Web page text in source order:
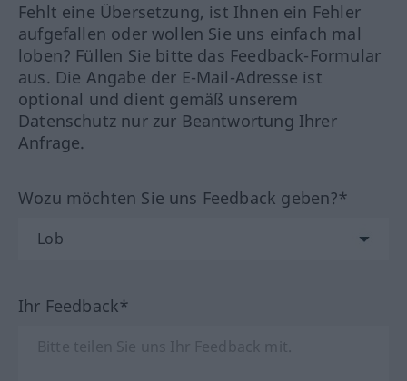
Fehlt eine Übersetzung, ist Ihnen ein Fehler
aufgefallen oder wollen Sie uns einfach mal
loben? Füllen Sie bitte das Feedback-Formular
aus. Die Angabe der E-Mail-Adresse ist
optional und dient gemäß unserem
Datenschutz nur zur Beantwortung Ihrer
Anfrage.
Wozu möchten Sie uns Feedback geben?*
Ihr Feedback*